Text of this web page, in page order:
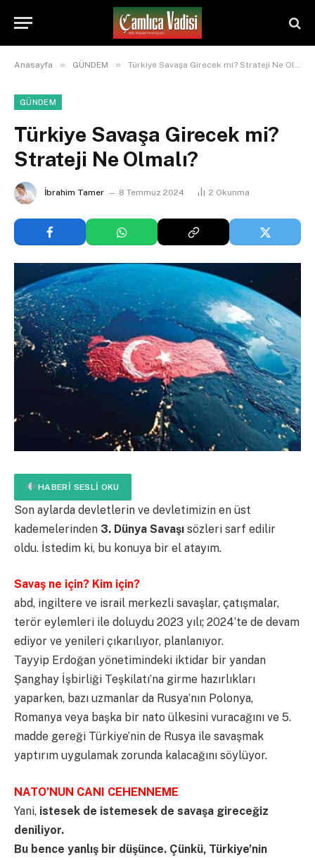
Anasayfa » GÜNDEM » Türkiye Savaşa Girecek mi? Strateji Ne Olmalı?
GÜNDEM
Türkiye Savaşa Girecek mi?
Strateji Ne Olmalı?
İbrahim Tamer 8 Temmuz 2024 2 Okunma
HABERI SESLI OKU
Son aylarda devletlerin ve devletimizin en üst
kademelerinden 3. Dünya Savaşı sözleri sarf edilir
oldu. İstedim ki, bu konuya bir el atayım.
Savaş ne için? Kim için?
abd, ingiltere ve israil merkezli savaşlar, çatışmalar,
terör eylemleri ile doluydu 2023 yılı; 2024’te de devam
ediyor ve yenileri çıkarılıyor, planlanıyor.
Tayyip Erdoğan yönetimindeki iktidar bir yandan
Şanghay İşbirliği Teşkilatı’na girme hazırlıkları
yaparken, bazı uzmanlar da Rusya’nın Polonya,
Romanya veya başka bir nato ülkesini vuracağını ve 5.
madde gereği Türkiye’nin de Rusya ile savaşmak
yaptırım uygulamak zorunda kalacağını söylüyor.
NATO’NUN CANI CEHENNEME
Yani, istesek de istemesek de savaşa gireceğiz
deniliyor.
Bu bence yanlış bir düşünce. Çünkü, Türkiye’nin